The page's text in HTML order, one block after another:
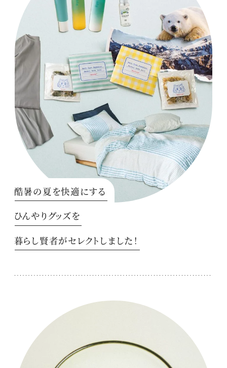
酷暑の夏を快適にする
ひんやりグッズを
暮らし賢者がセレクトしました！